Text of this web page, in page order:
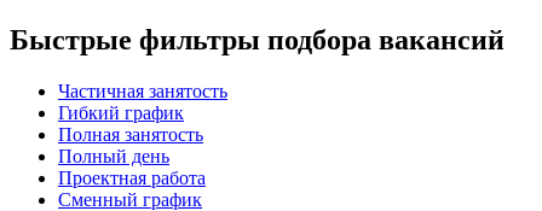
Быстрые фильтры подбора вакансий
Частичная занятость
Гибкий график
Полная занятость
Полный день
Проектная работа
Сменный график